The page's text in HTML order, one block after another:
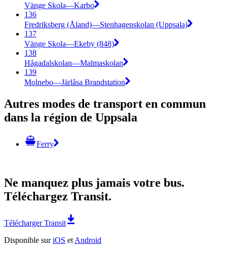
Vänge Skola—Karbo
136
Fredriksberg (Åland)—Stenhagenskolan (Uppsala)
137
Vänge Skola—Ekeby (848)
138
Hågadalskolan—Malmaskolan
139
Molnebo—Järlåsa Brandstation
Autres modes de transport en commun
dans la région de Uppsala
Ferry
Ne manquez plus jamais votre bus.
Téléchargez Transit.
Télécharger Transit
Disponible suriOS et Android